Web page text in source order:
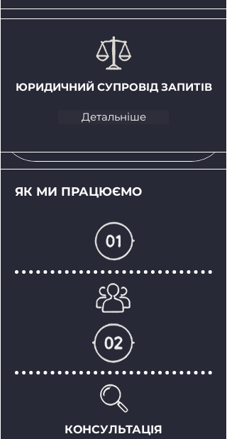
ЮРИДИЧНИЙ СУПРОВІД ЗАПИТІВ
Детальніше
ЯК МИ ПРАЦЮЄМО
КОНСУЛЬТАЦІЯ